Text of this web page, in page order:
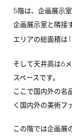
5階は、企画展示
企画展示室と隣接
エリアの総面積は
そして天井高は6
スペースです。
ここで国内外の名
く国内外の美術フ
この階では企画展